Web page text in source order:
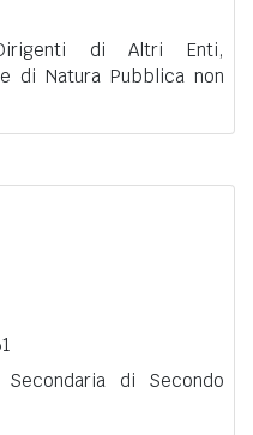
Dirigenti di Altri Enti,
di Natura Pubblica non
di Secondo